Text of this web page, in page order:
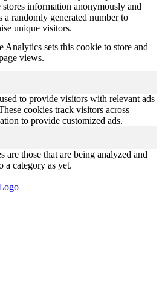
stores information anonymously and
a randomly generated number to
unique visitors.
Analytics sets this cookie to store and
views.
to provide visitors with relevant ads
cookies track visitors across
to provide customized ads.
are those that are being analyzed and
a category as yet.